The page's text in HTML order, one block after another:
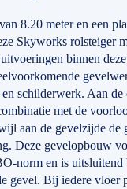
8.20 meter en een
Skyworks rolsteiger
binnen
schilderwerk. Aan de
met de
aan de gevelzijde de
Deze gevelopbouw
norm en is uitsluitend
gevel. Bij iedere vloer